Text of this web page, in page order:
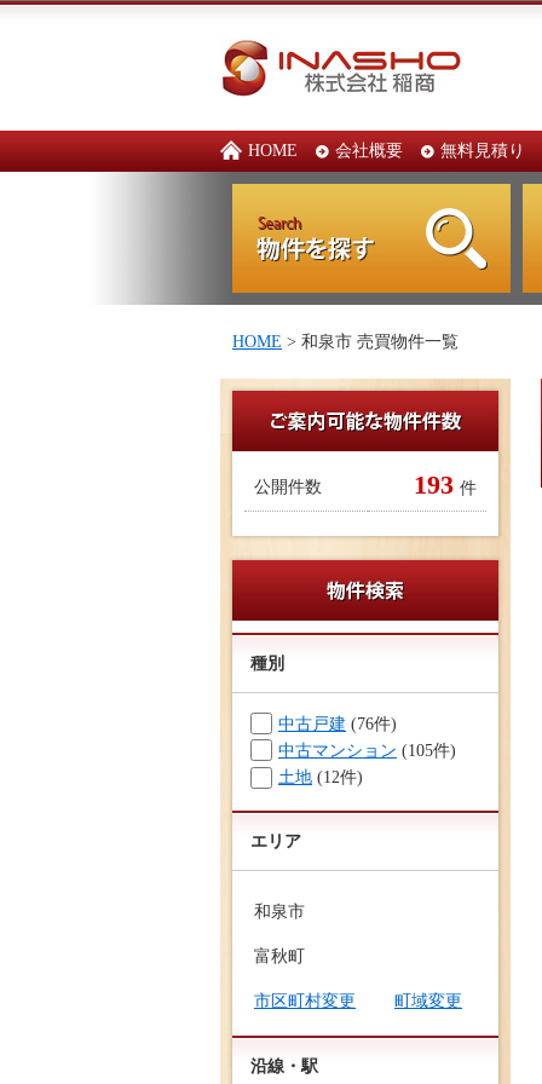
HOME 会社概要 無料見積り
HOME > 和泉市 売買物件一覧
公開件数 193 件
種別
中古戸建 (76件)
中古マンション (105件)
土地 (12件)
エリア
和泉市
富秋町
市区町村変更 町域変更
沿線・駅